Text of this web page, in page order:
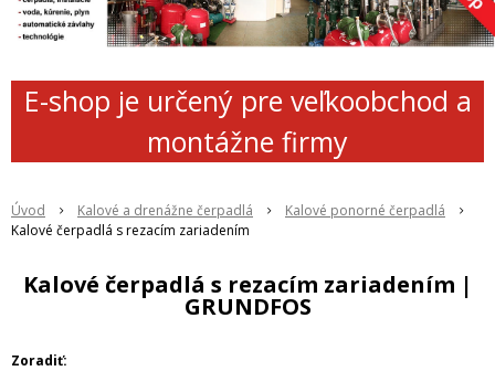
E-shop je určený pre veľkoobchod a
montážne firmy
Úvod Kalové a drenážne čerpadlá
Kalové ponorné čerpadlá
Kalové čerpadlá s rezacím zariadením
Kalové čerpadlá s rezacím zariadením |
GRUNDFOS
Zoradiť: